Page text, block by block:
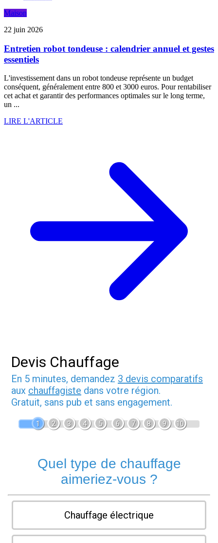
Maison
22 juin 2026
Entretien robot tondeuse : calendrier annuel et gestes
essentiels
L'investissement dans un robot tondeuse représente un budget
conséquent, généralement entre 800 et 3000 euros. Pour rentabiliser
cet achat et garantir des performances optimales sur le long terme,
un ...
LIRE L'ARTICLE
Devis Chauffage
En 5 minutes, demandez 3 devis comparatifs
aux chauffagiste dans votre région.
Gratuit, sans pub et sans engagement.
1 2 3 4 5 6 7 8 9 10
Quel type de chauffage
aimeriez-vous ?
Chauffage électrique